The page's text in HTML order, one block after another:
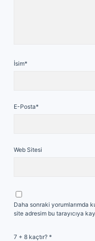
İsim*
E-Posta*
Web Sitesi
Daha sonraki yorumlarımda
site adresim bu tarayıcıya
7 + 8 kaçtır? *